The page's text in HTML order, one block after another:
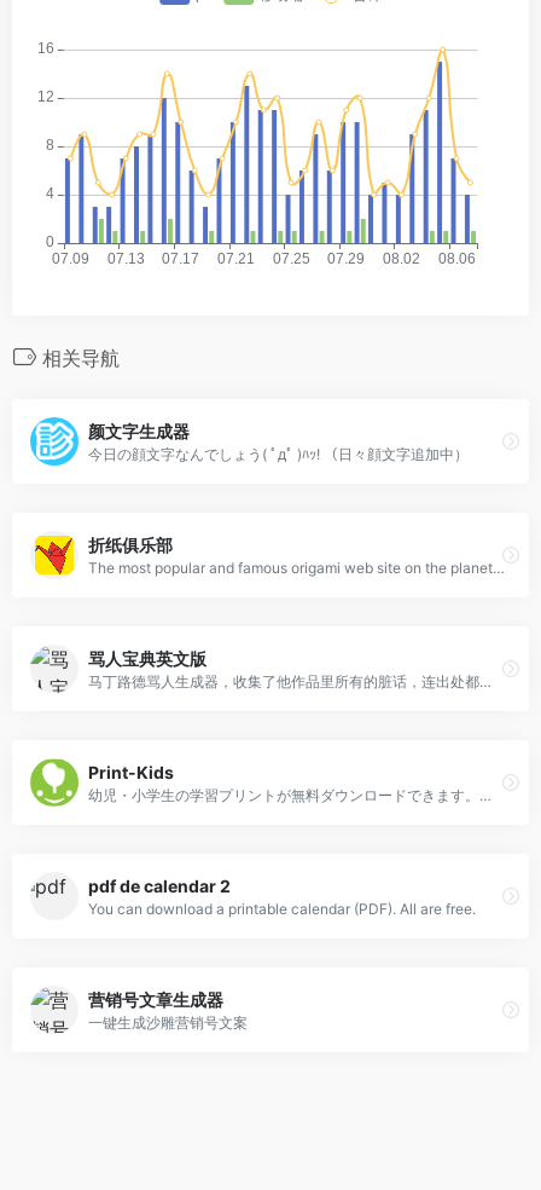
相关导航
颜文字生成器
今日の顔文字なんでしょう( ﾟдﾟ )ﾊｯ! （日々顔文字追加中）
折纸俱乐部
The most popular and famous origami web site on the planet. Try Japanese traditional paper crafts.
骂人宝典英文版
马丁路德骂人生成器，收集了他作品里所有的脏话，连出处都有…
Print-Kids
幼児・小学生の学習プリントが無料ダウンロードできます。ちょっと可愛く楽しいデザインで、でも印刷代も節約できるように心掛けて制作しています。運筆・国語・算数プリントなど全部無料で配布してますので使い倒しちゃって下さい。
pdf de calendar 2
You can download a printable calendar (PDF). All are free.
营销号文章生成器
一键生成沙雕营销号文案